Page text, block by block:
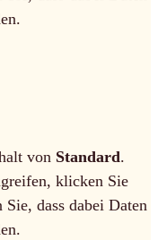
von Standard.
klicken Sie
dass dabei Daten